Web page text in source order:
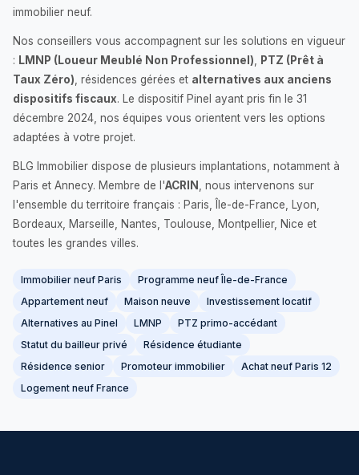
immobilier neuf.
Nos conseillers vous accompagnent sur les solutions en vigueur
: LMNP (Loueur Meublé Non Professionnel)
PTZ (Prêt à
Taux Zéro) , résidences gérées et alternatives aux anciens
dispositifs fiscaux. Le dispositif Pinel ayant pris fin le 31
décembre 2024, nos équipes vous orientent vers les options
adaptées à votre projet.
BLG Immobilier dispose de plusieurs implantations, notamment à
Paris et Annecy. Membre de l'ACRIN
, nous intervenons sur
l'ensemble du territoire français : Paris, Île-de-France, Lyon,
Bordeaux, Marseille, Nantes, Toulouse, Montpellier, Nice et
toutes les grandes villes.
Immobilier neuf Paris
Programme neuf Île-de-France
Appartement neuf
Maison neuve
Investissement locatif
Alternatives au Pinel
LMNP
PTZ primo-accédant
Statut du bailleur privé
Résidence étudiante
Résidence senior
Promoteur immobilier
Achat neuf Paris 12
Logement neuf France